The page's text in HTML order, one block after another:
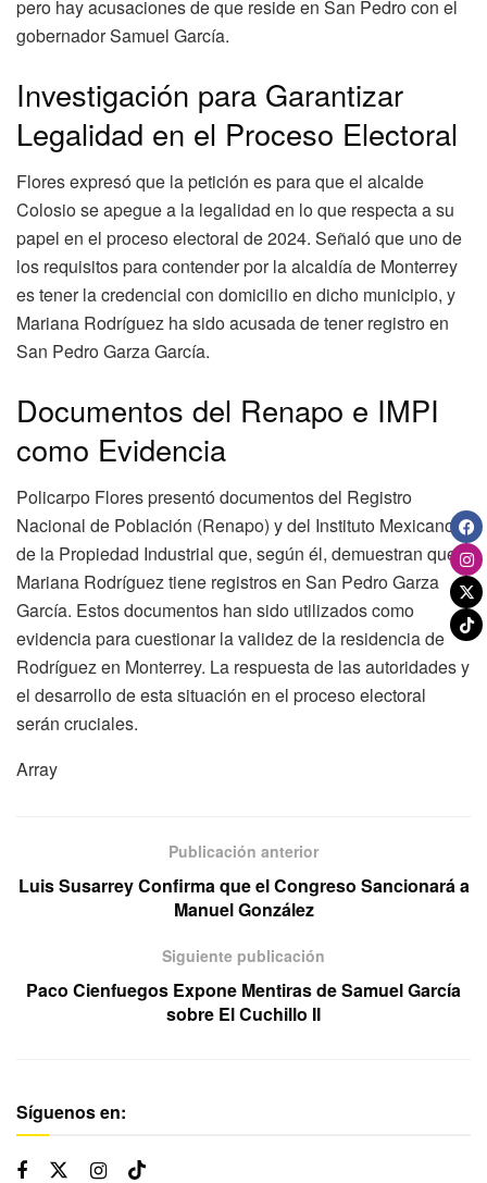
pero hay acusaciones de que reside en San Pedro con el
gobernador Samuel García.
Investigación para Garantizar
Legalidad en el Proceso Electoral
Flores expresó que la petición es para que el alcalde
Colosio se apegue a la legalidad en lo que respecta a su
papel en el proceso electoral de 2024. Señaló que uno de
los requisitos para contender por la alcaldía de Monterrey
es tener la credencial con domicilio en dicho municipio, y
Mariana Rodríguez ha sido acusada de tener registro en
San Pedro Garza García.
Documentos del Renapo e IMPI
como Evidencia
Policarpo Flores presentó documentos del Registro
Nacional de Población (Renapo) y del Instituto Mexicano
de la Propiedad Industrial que, según él, demuestran que
Mariana Rodríguez tiene registros en San Pedro Garza
García. Estos documentos han sido utilizados como
evidencia para cuestionar la validez de la residencia de
Rodríguez en Monterrey. La respuesta de las autoridades y
el desarrollo de esta situación en el proceso electoral
serán cruciales.
Array
Publicación anterior
Luis Susarrey Confirma que el Congreso Sancionará a
Manuel González
Siguiente publicación
Paco Cienfuegos Expone Mentiras de Samuel García
sobre El Cuchillo II
Síguenos en: